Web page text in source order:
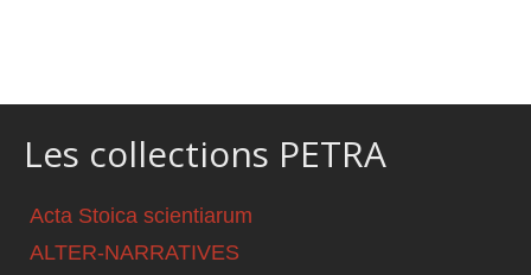
Les collections PETRA
Acta Stoica scientiarum
ALTER-NARRATIVES